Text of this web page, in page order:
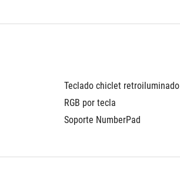
Teclado chiclet retroiluminado
RGB por tecla
Soporte NumberPad